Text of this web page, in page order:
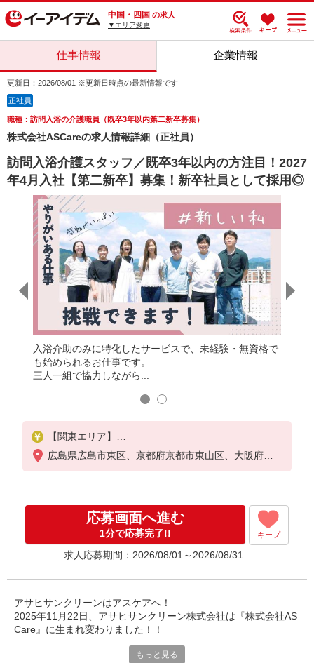
中国・四国 の求人
▼エリア変更
仕事情報 企業情報
更新日：2026/08/01 ※更新日時点の最新情報です
正社員
職種：訪問入浴の介護職員（既卒3年以内第二新卒募集）
株式会社ASCareの求人情報詳細（正社員）
訪問入浴介護スタッフ／既卒3年以内の方注目！2027
年4月入社【第二新卒】募集！新卒社員として採用◎
入浴介助のみに特化したサービスで、未経験・無資格で
も始められるお仕事です。
三人一組で協力しながら...
【関東エリア】
月給232,000円〜265,000円
【関東エリア以外】
※地域手当含む
※交付金手当含む
※各種手当は待遇項目を参照
◎キャリアステップ年収モデル（参考値）
事業所長（平均勤続年数10年 2〜3年で所長になる
ブロック長（平均勤続年数13年）650万円
エリア長（平均勤続年数17年）720万円
広島県広島市東区、京都府京都市東山区、大阪府大
応募画面へ進む
1分で応募完了!! キープ
求人応募期間：2026/08/01～2026/08/31
アサヒサンクリーンはアスケアへ！
2025年11月22日、アサヒサンクリーン株式会社は『株式会社AS
Care』に生まれ変わりました！！
もっと見る